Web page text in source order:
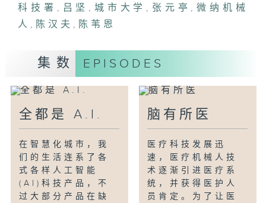
⼈，透过电磁驱动系统，在⾎管和体内运
作，对⼼脑⾎管疾病作⼲预治疗。
张元亭教授(香港城市大学香港心脑血管健
康工程研究中心主席及总监)
陈汉夫教授(香港城市大学香港心脑血管健
康工程研究中心联席总监)
陈苇恩副教授(香港城市大学香港心脑血管
健康工程研究中心副总监)
工程研究中心首席科学家)
科技署 , 吕坚 , 城市大学 , 张元亭 , 微纳机械
⼈ , 陈汉夫 , 陈苇恩
集数 EPISODES
全都是 A.I.
在智慧化城市，我
们的生活连系了各
式各样人工智能
(AI)科技产品，不
过大部分产品在缺
脑有所医
医疗科技发展迅
速，医疗机械人技
术逐渐引进医疗系
统，并获得医护人
员肯定。为了让医